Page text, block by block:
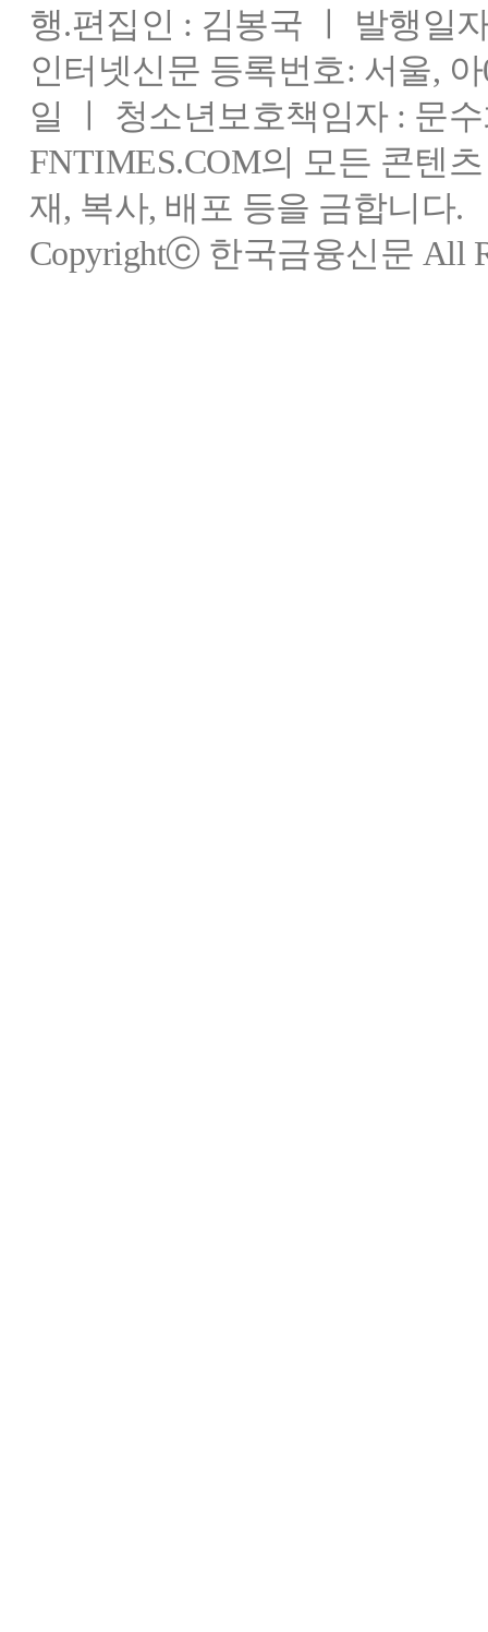
행.편집인 : 김봉국 ㅣ 발행일
인터넷신문 등록번호: 서울,
일 ㅣ 청소년보호책임자 : 문
FNTIMES.COM의 모든 콘텐
재, 복사, 배포 등을 금합니다.
Copyrightⓒ 한국금융신문 All